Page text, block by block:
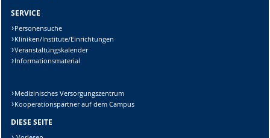
SERVICE
Personensuche
Kliniken/Institute/Einrichtungen
Veranstaltungskalender
Informationsmaterial
Medizinisches Versorgungszentrum
Kooperationspartner auf dem Campus
DIESE SEITE